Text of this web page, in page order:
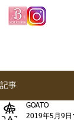
記事
GOATO
2019年5月9日